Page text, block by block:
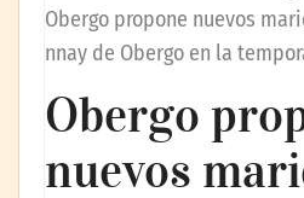
Obergo propone nuevos
nnay de Obergo en la
Obergo
nuevos